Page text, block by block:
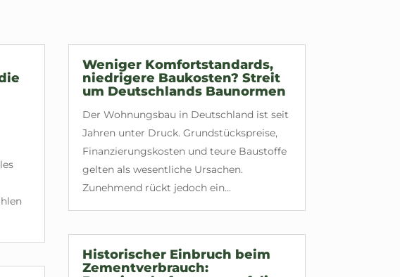
Weniger Komfortstandards,
niedrigere Baukosten? Streit
um Deutschlands Baunormen
Der Wohnungsbau in Deutschland ist seit
Jahren unter Druck. Grundstückspreise,
Finanzierungskosten und teure Baustoffe
gelten als wesentliche Ursachen.
Zunehmend rückt jedoch ein...
Historischer Einbruch beim
Zementverbrauch: